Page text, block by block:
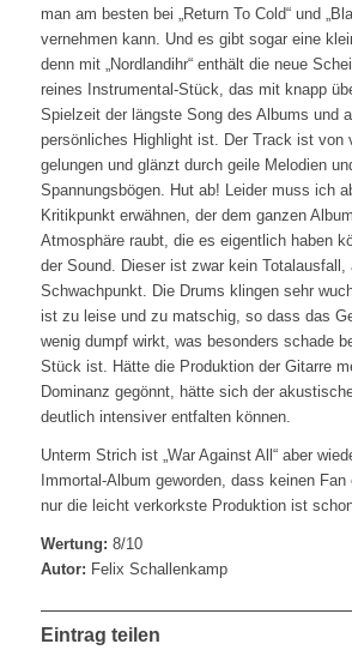
man am besten bei „Return To Cold“ und
vernehmen kann. Und es gibt sogar eine
denn mit „Nordlandihr“ enthält die neue
reines Instrumental-Stück, das mit knapp
Spielzeit der längste Song des Albums und
persönliches Highlight ist. Der Track ist von
gelungen und glänzt durch geile Melodien
Spannungsbögen. Hut ab! Leider muss ich
Kritikpunkt erwähnen, der dem ganzen
Atmosphäre raubt, die es eigentlich haben
der Sound. Dieser ist zwar kein Totalausfall,
Schwachpunkt. Die Drums klingen sehr
ist zu leise und zu matschig, so dass das
wenig dumpf wirkt, was besonders schade
Stück ist. Hätte die Produktion der Gitarre
Dominanz gegönnt, hätte sich der
deutlich intensiver entfalten können.
Unterm Strich ist „War Against All“ aber
Immortal-Album geworden, dass keinen
nur die leicht verkorkste Produktion ist
Wertung: 8/10
Autor: Felix Schallenkamp
Eintrag teilen